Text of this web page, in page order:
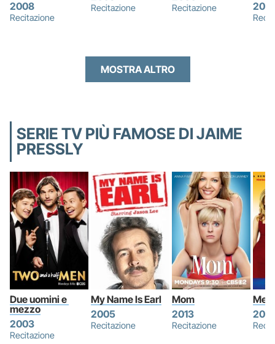
2008
Recitazione
Recitazione Recitazione
2010
MOSTRA ALTRO
SERIE TV PIÙ FAMOSE DI JAIME
PRESSLY
Due uomini e
mezzo
2003
Recitazione
My Name Is Earl
2005
Recitazione
Mom
2013
Recitazione
2010